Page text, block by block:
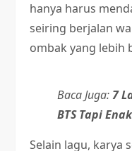
hanya harus
seiring berjalan
ombak yang lebih
Baca Juga: 7
BTS Tapi
Selain lagu, karya